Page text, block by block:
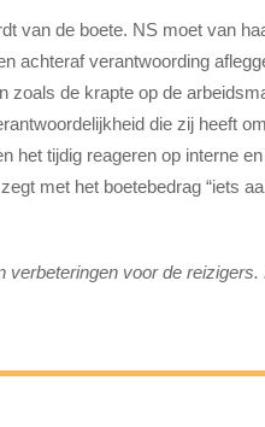
van de boete. NS moet van
achteraf verantwoording
zoals de krapte op de
die zij heeft
het tijdig reageren op interne
met het boetebedrag “iets
verbeteringen voor de